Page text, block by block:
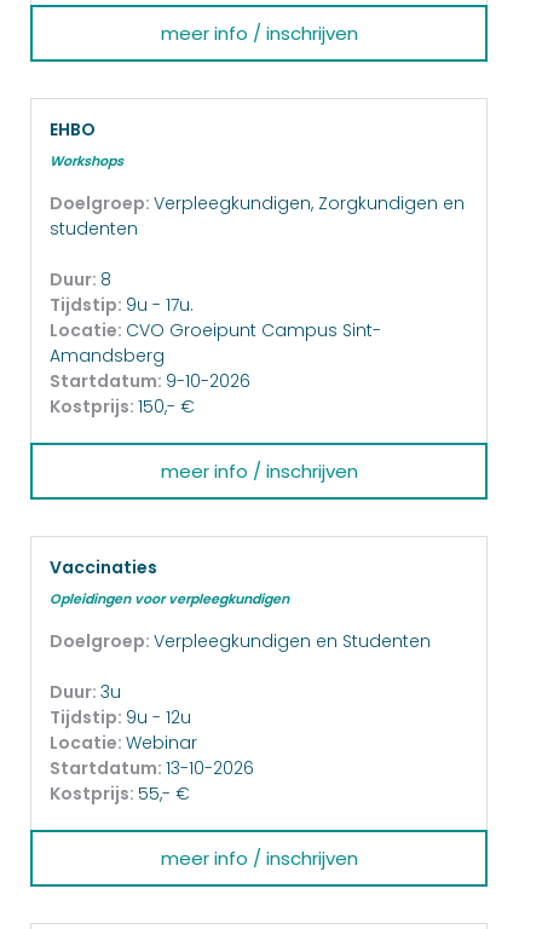
meer info / inschrijven
EHBO
Workshops
Doelgroep: Verpleegkundigen, Zorgkundigen en
studenten
Duur: 8
Tijdstip: 9u - 17u.
Locatie: CVO Groeipunt Campus Sint-
Amandsberg
Startdatum: 9-10-2026
Kostprijs: 150,- €
meer info / inschrijven
Vaccinaties
Opleidingen voor verpleegkundigen
Doelgroep: Verpleegkundigen en Studenten
Duur: 3u
Tijdstip: 9u - 12u
Locatie: Webinar
Startdatum: 13-10-2026
Kostprijs: 55,- €
meer info / inschrijven